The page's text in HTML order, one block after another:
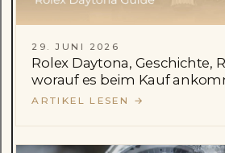
29. JUNI 2026
Rolex Daytona, Geschichte,
worauf es beim Kauf
ARTIKEL LESEN →